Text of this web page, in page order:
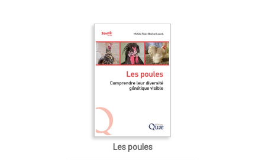
Les poules